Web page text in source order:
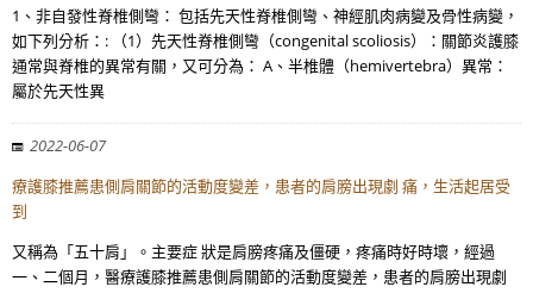
1、非自發性脊椎側彎： 包括先天性脊椎側彎、神經肌肉病變及骨性病變，
如下列分析：: （1）先天性脊椎側彎（congenital scoliosis）：關節炎護膝
通常與脊椎的異常有關，又可分為： A、半椎體（hemivertebra）異常：
屬於先天性異
2022-06-07
療護膝推薦患側肩關節的活動度變差，患者的肩膀出現劇 痛，生活起居受
到
又稱為「五十肩」。主要症 狀是肩膀疼痛及僵硬，疼痛時好時壞，經過
一、二個月，醫療護膝推薦患側肩關節的活動度變差，患者的肩膀出現劇